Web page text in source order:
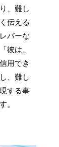
、難し
伝える
バーな
彼は、
用でき
、難し
する事
。